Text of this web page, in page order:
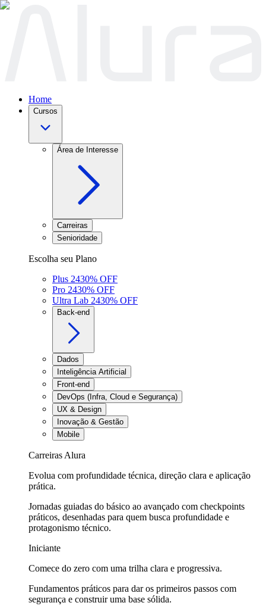
Home
Cursos
Área de Interesse
Carreiras
Senioridade
Escolha seu Plano
Plus 2430% OFF
Pro 2430% OFF
Ultra Lab 2430% OFF
Back-end
Dados
Inteligência Artificial
Front-end
DevOps (Infra, Cloud e Segurança)
UX & Design
Inovação & Gestão
Mobile
Carreiras Alura
Evolua com profundidade técnica, direção clara e aplicação
prática.
Jornadas guiadas do básico ao avançado com checkpoints
práticos, desenhadas para quem busca profundidade e
protagonismo técnico.
Iniciante
Comece do zero com uma trilha clara e progressiva.
Fundamentos práticos para dar os primeiros passos com
segurança e construir uma base sólida.